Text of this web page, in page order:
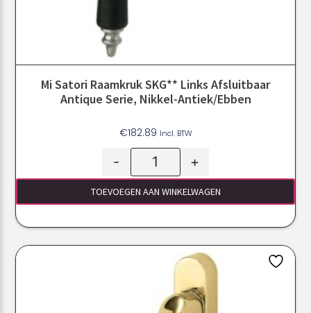
Mi Satori Raamkruk SKG** Links Afsluitbaar
Antique Serie, Nikkel-Antiek/ebben
€182.89 Incl. BTW
- +
TOEVOEGEN AAN WINKELWAGEN